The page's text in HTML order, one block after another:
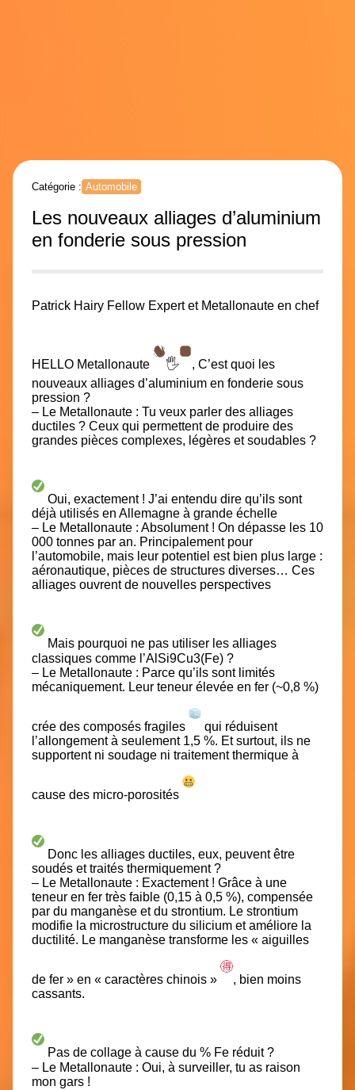
Catégorie : Automobile
Les nouveaux alliages d’aluminium
en fonderie sous pression
Patrick Hairy Fellow Expert et Metallonaute en chef
HELLO Metallonaute 🖐
, C’est quoi les
nouveaux alliages d’aluminium en fonderie sous
pression ?
– Le Metallonaute : Tu veux parler des alliages
ductiles ? Ceux qui permettent de produire des
grandes pièces complexes, légères et soudables ?
Oui, exactement ! J’ai entendu dire qu’ils sont
déjà utilisés en Allemagne à grande échelle
– Le Metallonaute : Absolument ! On dépasse les 10
000 tonnes par an. Principalement pour
l’automobile, mais leur potentiel est bien plus large :
aéronautique, pièces de structures diverses… Ces
alliages ouvrent de nouvelles perspectives
Mais pourquoi ne pas utiliser les alliages
classiques comme l’AlSi9Cu3(Fe) ?
– Le Metallonaute : Parce qu’ils sont limités
mécaniquement. Leur teneur élevée en fer (~0,8 %)
crée des composés fragiles
qui réduisent
l’allongement à seulement 1,5 %. Et surtout, ils ne
supportent ni soudage ni traitement thermique à
cause des micro-porosités
Donc les alliages ductiles, eux, peuvent être
soudés et traités thermiquement ?
– Le Metallonaute : Exactement ! Grâce à une
teneur en fer très faible (0,15 à 0,5 %), compensée
par du manganèse et du strontium. Le strontium
modifie la microstructure du silicium et améliore la
ductilité. Le manganèse transforme les « aiguilles
de fer » en « caractères chinois »
, bien moins
cassants.
Pas de collage à cause du % Fe réduit ?
– Le Metallonaute : Oui, à surveiller, tu as raison
mon gars !